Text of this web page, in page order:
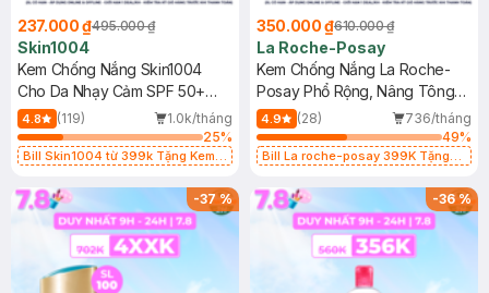
237.000 ₫495.000 ₫
Skin1004
Kem Chống Nắng Skin1004
Cho Da Nhạy Cảm SPF 50+
50ml
4.8 (119)
1.0k/tháng
25%
Bill Skin1004 từ 399k Tặng Kem
SPF 50+ 20ml (SL Có Hạn)
350.000 ₫610.000 ₫
La Roche-Posay
Kem Chống Nắng La Roche-
Posay Phổ Rộng, Nâng Tông
Kiềm Dầu 50ml
4.9 (28)
736/tháng
49%
Bill La roche-posay 399K Tặng
(SL có hạn)
-37% -36%